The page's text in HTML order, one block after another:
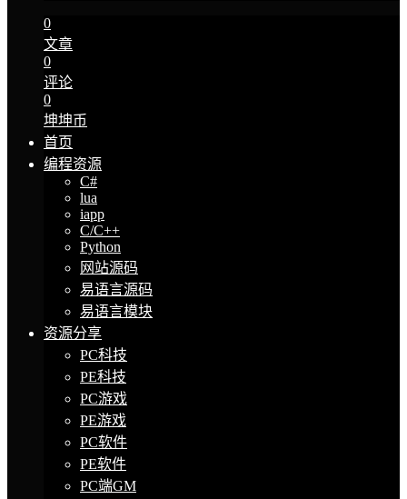
0
文章
0
评论
0
坤坤币
首页
编程资源
C#
lua
iapp
C/C++
Python
网站源码
易语言源码
易语言模块
资源分享
PC科技
PE科技
PC游戏
PE游戏
PC软件
PE软件
PC端GM